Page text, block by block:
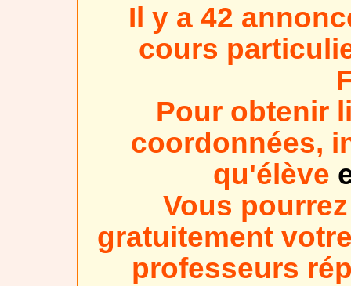
Il y a 42
cours
Pour obtenir
coordonnées,
qu'élève
Vous
gratuitement
professeurs